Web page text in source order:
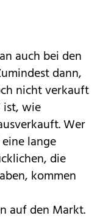
auch bei den
dann,
nicht verkauft
ist, wie
Wer
lange
die
kommen
auf den Markt.